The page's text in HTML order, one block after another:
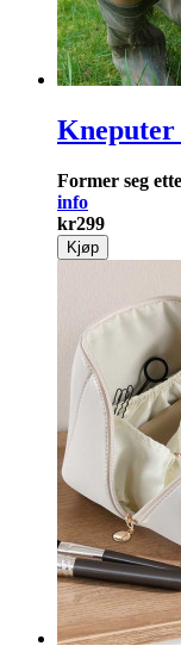
Former seg
info
kr299
Kjøp